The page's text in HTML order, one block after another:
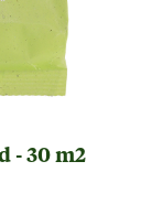
- 30 m2